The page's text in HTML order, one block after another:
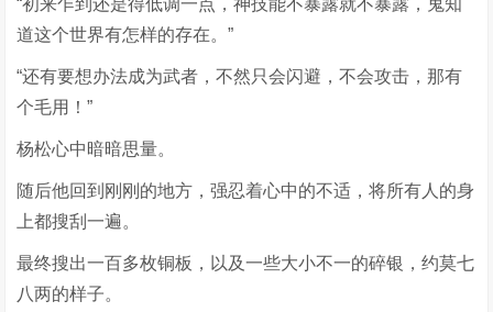
“初来乍到还是得低调一点，神技能不暴露就不暴露，鬼知
道这个世界有怎样的存在。”
“还有要想办法成为武者，不然只会闪避，不会攻击，那有
个毛用！”
杨松心中暗暗思量。
随后他回到刚刚的地方，强忍着心中的不适，将所有人的身
上都搜刮一遍。
最终搜出一百多枚铜板，以及一些大小不一的碎银，约莫七
八两的样子。